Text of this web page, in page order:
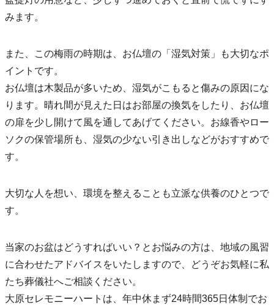
みます。
また、この梅雨の時期は、お仏壇の「湿気対策」も大切なポ
イントです。
お仏壇は木製品が多いため、湿気がこもると傷みの原因にな
ります。晴れ間が見えた日はお部屋の換気をしたり、お仏壇
の扉を少し開けて風を通してあげてください。お線香やロー
ソクの保管場所も、湿気の少ない引き出しなどがおすすめで
す。
大切な人を想い、環境を整えることも立派な供養のひとつで
す。
当家のお盆はどうすればいい？とお悩みの方は、地域の風習
に合わせたアドバイスをいたしますので、どうぞお気軽に私
たち葬儀社へご相談ください。
大原セレモニーハートは、年中休まず24時間365日体制でお